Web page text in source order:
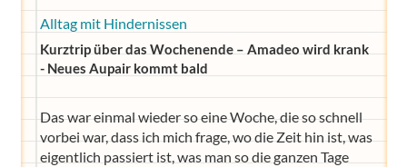
Alltag mit Hindernissen
Kurztrip über das Wochenende – Amadeo wird krank
- Neues Aupair kommt bald
Das war einmal wieder so eine Woche, die so schnell
vorbei war, dass ich mich frage, wo die Zeit hin ist, was
eigentlich passiert ist, was man so die ganzen Tage